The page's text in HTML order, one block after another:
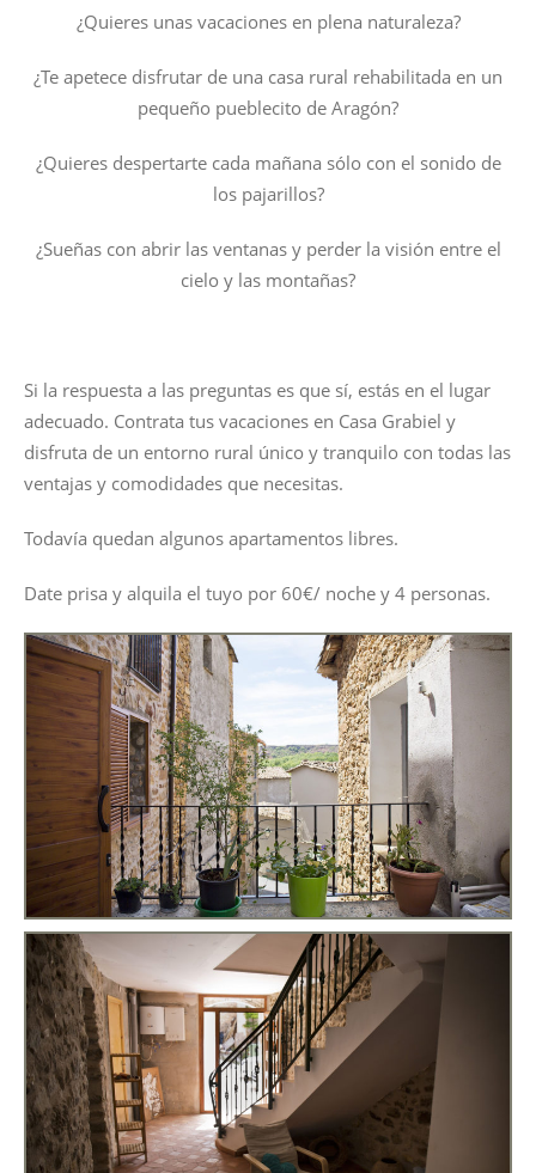
¿Quieres unas vacaciones en plena naturaleza?
¿Te apetece disfrutar de una casa rural rehabilitada en un
pequeño pueblecito de Aragón?
¿Quieres despertarte cada mañana sólo con el sonido de
los pajarillos?
¿Sueñas con abrir las ventanas y perder la visión entre el
cielo y las montañas?
Si la respuesta a las preguntas es que sí, estás en el lugar
adecuado. Contrata tus vacaciones en Casa Grabiel y
disfruta de un entorno rural único y tranquilo con todas las
ventajas y comodidades que necesitas.
Todavía quedan algunos apartamentos libres.
Date prisa y alquila el tuyo por 60€/ noche y 4 personas.